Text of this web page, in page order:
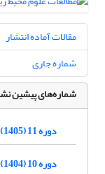
مقالات آماده انتشار
شماره جاری
شماره‌های پیشین
دوره 11 (1405)
دوره 10 (1404)